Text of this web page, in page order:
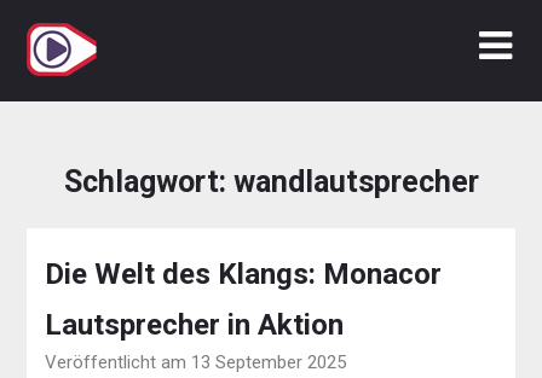
Inhalt
springen
Schlagwort: wandlautsprecher
Die Welt des Klangs: Monacor
Lautsprecher in Aktion
Veröffentlicht am 13 September 2025